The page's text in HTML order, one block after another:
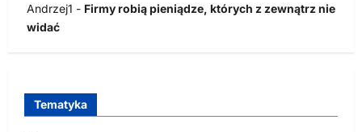
Andrzej1 - Firmy robią pieniądze, których z zewnątrz nie
widać
Tematyka